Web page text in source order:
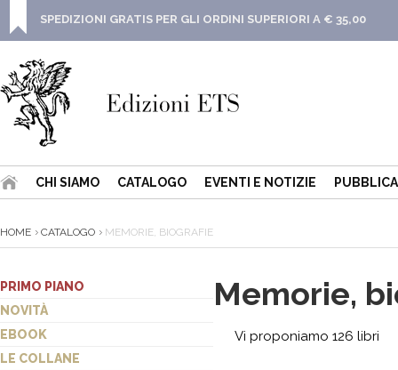
SPEDIZIONI GRATIS PER GLI ORDINI SUPERIORI A € 35,00
CHI SIAMO CATALOGO EVENTI E NOTIZIE
HOME CATALOGO MEMORIE, BIOGRAFIE
PRIMO PIANO
NOVITÀ
EBOOK
LE COLLANE
Memorie,
Vi proponiamo 126 libri